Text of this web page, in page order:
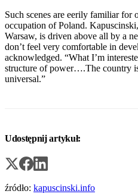
Such scenes are eerily familiar for
occupation of Poland.
Warsaw, is driven above all by a
don’t feel very comfortable in
acknowledged. “What I’m
structure of power….The country
universal.”
Udostępnij artykuł:
źródło: kapuscinski.info